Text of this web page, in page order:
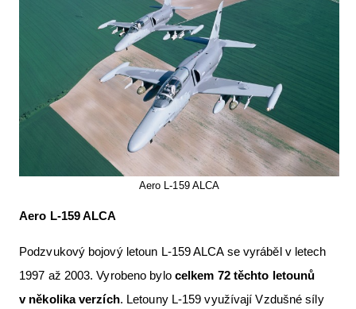
Aero L-159 ALCA
Aero L-159 ALCA
Podzvukový bojový letoun L-159 ALCA se vyráběl v letech
1997 až 2003. Vyrobeno bylo celkem 72 těchto letounů
v několika verzích. Letouny L-159 využívají Vzdušné síly